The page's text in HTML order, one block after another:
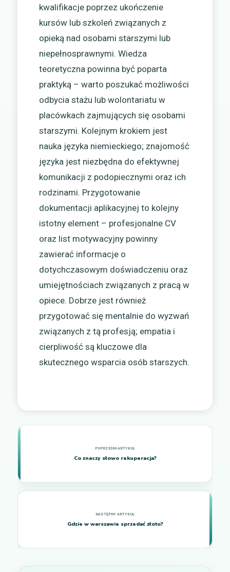
kwalifikacje poprzez ukończenie
kursów lub szkoleń związanych z
opieką nad osobami starszymi lub
niepełnosprawnymi. Wiedza
teoretyczna powinna być poparta
praktyką – warto poszukać możliwości
odbycia stażu lub wolontariatu w
placówkach zajmujących się osobami
starszymi. Kolejnym krokiem jest
nauka języka niemieckiego; znajomość
języka jest niezbędna do efektywnej
komunikacji z podopiecznymi oraz ich
rodzinami. Przygotowanie
dokumentacji aplikacyjnej to kolejny
istotny element – profesjonalne CV
oraz list motywacyjny powinny
zawierać informacje o
dotychczasowym doświadczeniu oraz
umiejętnościach związanych z pracą w
opiece. Dobrze jest również
przygotować się mentalnie do wyzwań
związanych z tą profesją; empatia i
cierpliwość są kluczowe dla
skutecznego wsparcia osób starszych.
Co znaczy słowo rekuperacja?
Gdzie w warszawie sprzedać złoto?